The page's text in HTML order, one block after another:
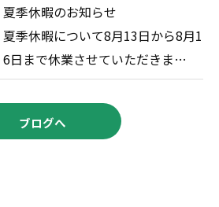
夏季休暇のお知らせ
夏季休暇について8月13日から8月1
6日まで休業させていただきま…
ブログへ